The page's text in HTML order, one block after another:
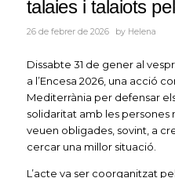
talaies i talaiots
26 de febrer de 2026 by Helena
Dissabte 31 de gener al
a l’Encesa 2026, una acció
Mediterrània per defensar
solidaritat amb les persones
veuen obligades, sovint, a
cercar una millor situació.
L’acte va ser coorganitzat